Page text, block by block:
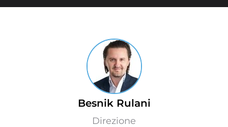
Besnik Rulani
Direzione